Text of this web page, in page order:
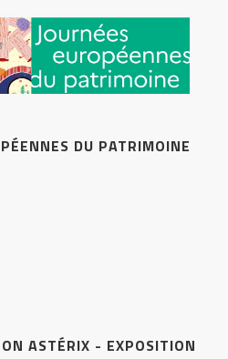
DU PATRIMOINE
ASTÉRIX - EXPOSITION